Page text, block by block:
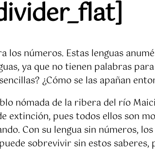
números. Estas lenguas
ya que no tienen palabras para
¿Cómo se las apañan
nómada de la ribera del río
extinción, pues todos ellos son
Con su lengua sin números,
sobrevivir sin estos